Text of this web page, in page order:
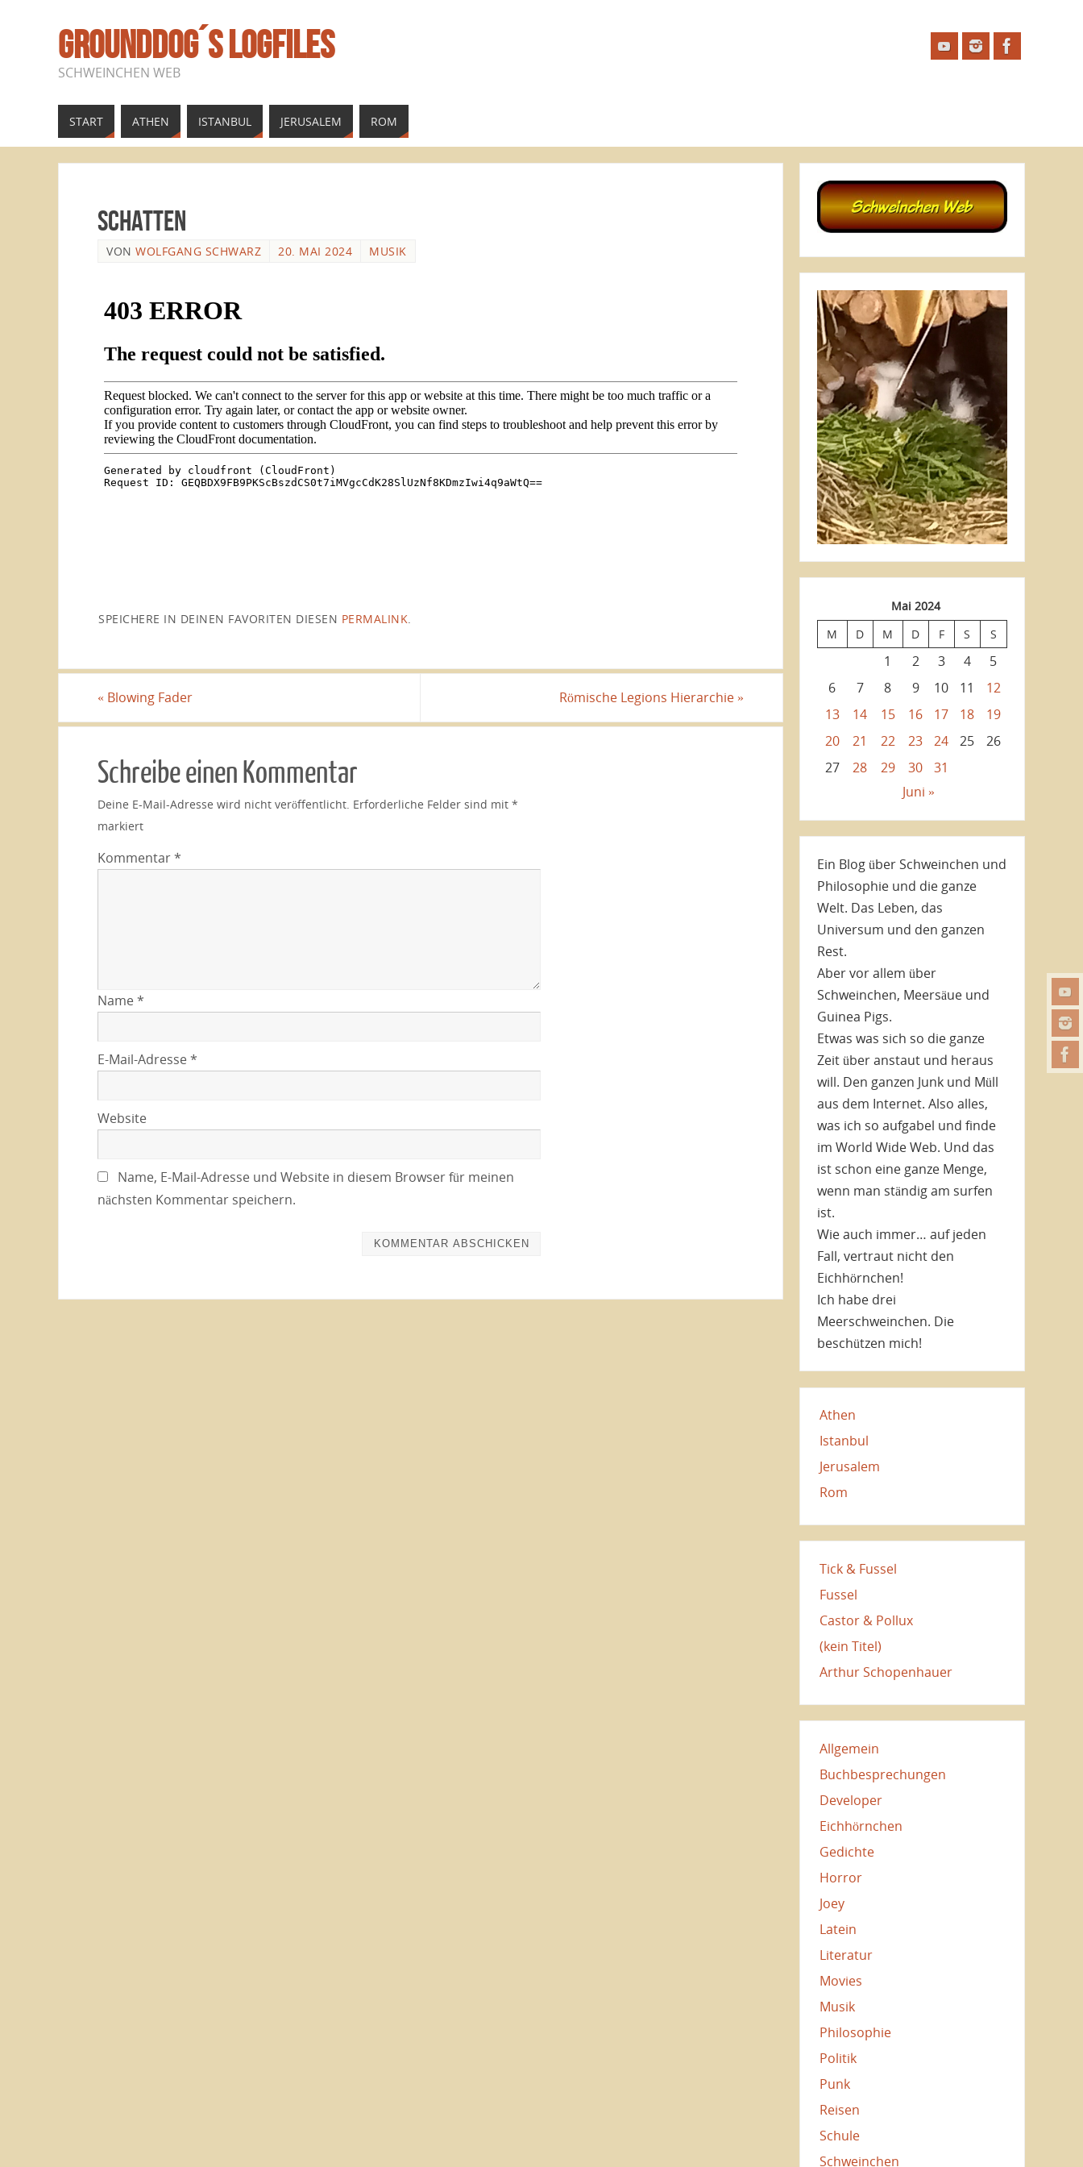
GROUNDDOG´S LOGFILES
SCHWEINCHEN WEB
START ATHEN ISTANBUL JERUSALEM ROM
Schatten
VON WOLFGANG SCHWARZ 20. MAI 2024 MUSIK
SPEICHERE IN DEINEN FAVORITEN DIESEN PERMALINK
« Blowing Fader Römische Legions Hierarchie »
Schreibe einen Kommentar
Deine E-Mail-Adresse wird nicht veröffentlicht. Erforderliche Felder sind mit *
markiert
Kommentar*
Name*
E-Mail-Adresse*
Website
Name, E-Mail-Adresse und Website in diesem Browser für meinen
nächsten Kommentar speichern.
Mai 2024
M
D M D F S S
1 2 3 4
5
6
7 8 9 10 11
12
13
14 15 16 17 18
19
20
21 22 23 24 25
26
27
28 29 30
31
Juni »
Ein Blog über Schweinchen und
Philosophie und die ganze
Welt. Das Leben, das
Universum und den ganzen
Rest.
Aber vor allem über
Schweinchen, Meersäue und
Guinea Pigs.
Etwas was sich so die ganze
Zeit über anstaut und heraus
will. Den ganzen Junk und Müll
aus dem Internet. Also alles,
was ich so aufgabel und finde
im World Wide Web. Und das
ist schon eine ganze Menge,
wenn man ständig am surfen
ist.
Wie auch immer… auf jeden
Fall, vertraut nicht den
Eichhörnchen!
Ich habe drei
Meerschweinchen. Die
beschützen mich!
Athen
Istanbul
Jerusalem
Rom
Tick & Fussel
Fussel
Castor & Pollux
(kein Titel)
Arthur Schopenhauer
Allgemein
Buchbesprechungen
Developer
Eichhörnchen
Gedichte
Horror
Joey
Latein
Literatur
Movies
Musik
Philosophie
Politik
Punk
Reisen
Schule
Schweinchen